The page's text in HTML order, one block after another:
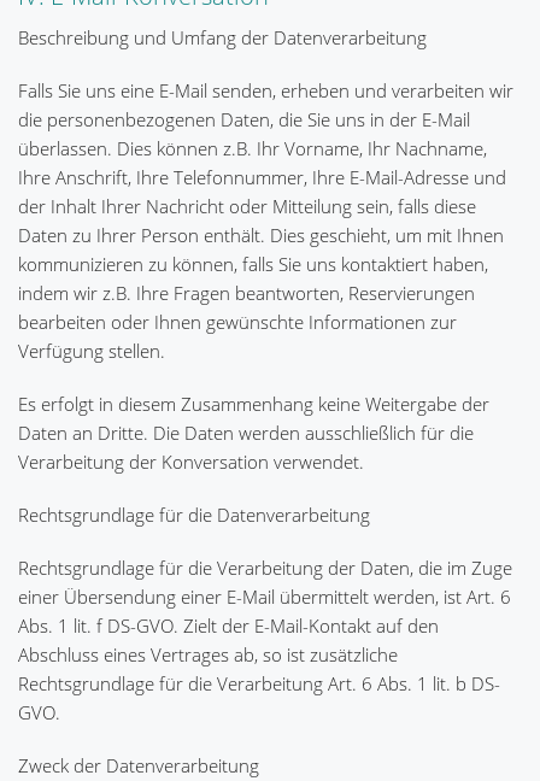
Beschreibung und Umfang der Datenverarbeitung
Falls Sie uns eine E-Mail senden, erheben und verarbeiten wir
die personenbezogenen Daten, die Sie uns in der E-Mail
überlassen. Dies können z.B. Ihr Vorname, Ihr Nachname,
Ihre Anschrift, Ihre Telefonnummer, Ihre E-Mail-Adresse und
der Inhalt Ihrer Nachricht oder Mitteilung sein, falls diese
Daten zu Ihrer Person enthält. Dies geschieht, um mit Ihnen
kommunizieren zu können, falls Sie uns kontaktiert haben,
indem wir z.B. Ihre Fragen beantworten, Reservierungen
bearbeiten oder Ihnen gewünschte Informationen zur
Verfügung stellen.
Es erfolgt in diesem Zusammenhang keine Weitergabe der
Daten an Dritte. Die Daten werden ausschließlich für die
Verarbeitung der Konversation verwendet.
Rechtsgrundlage für die Datenverarbeitung
Rechtsgrundlage für die Verarbeitung der Daten, die im Zuge
einer Übersendung einer E-Mail übermittelt werden, ist Art. 6
Abs. 1 lit. f DS-GVO. Zielt der E-Mail-Kontakt auf den
Abschluss eines Vertrages ab, so ist zusätzliche
Rechtsgrundlage für die Verarbeitung Art. 6 Abs. 1 lit. b DS-
GVO.
Zweck der Datenverarbeitung